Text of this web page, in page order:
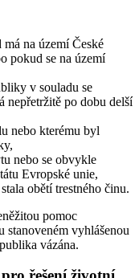
na území České
pokud se na území
v souladu se
nepřetržitě po dobu delší
nebo kterému byl
nebo se obvykle
Evropské unie,
obětí trestného činu.
pomoc
stanoveném vyhlášenou
vázána.